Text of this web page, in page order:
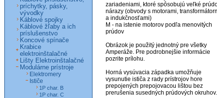
zariadeniami, ktoré spôsobujú veľké
nárazy (obvody s motorami,
a indukčnosťami)
M - na istenie motorov podľa menovitých
prúdov
Obrázok je použitý jednotný pre všetky
Amperáže. Pre podrobnejšie informácie
pozrite prílohu.
Horná vysúvacia západka umožňuje
vysunutie ističa z rady prístrojov hore
prepojených prepojovacou lištou bez
prerušenia susedných prúdových okruhov.
príchytky, pásky,
vývodky
Káblové spojky
Káblové žľaby a ich
príslušenstvo
Koncové spínače
Krabice
elektroinštalačné
Lišty Elektroinštalačné
Modulárne prístroje
Elektromery
Ističe
1P char. B
1P char. C